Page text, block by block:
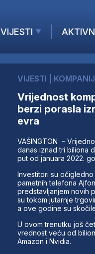
VIJESTI
AKTUELNO
KOMPANIJE
FINANSIJE
IZ STRANIH MEDIJA
VIJESTI
Vrijednost
berzi porasla
evra
VAŠINGTON –
danas iznad tri biliona
put od januara 2022.
Investitori su
pametnih telefona
predstavljanjem novih
su tokom jutarnje
a ove godine su
U ovom trenutku još
vrednost veću od
Amazon i Nvidia.